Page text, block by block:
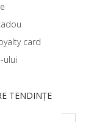
TENDINȚE
card
ului